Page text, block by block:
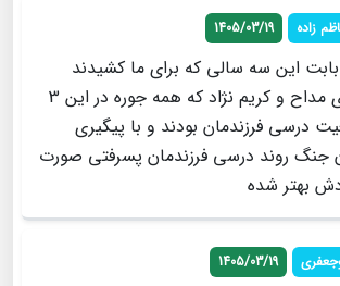
زاده 1405/03/19
بابت این سه سالی که برای ما کشیدند
مخصوصا از آقای مداح و کریم نژاد که همه جوره در این 3
درسی فرزندمان بودند و با پیگیری
جنگ روند درسی فرزندمان پسرفتی صورت
بهتر شده
1405/03/19